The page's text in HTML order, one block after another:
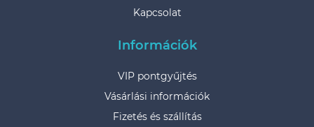
Kapcsolat
Információk
VIP pontgyűjtés
Vásárlási információk
Fizetés és szállítás